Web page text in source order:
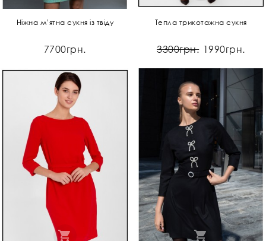
Ніжна мʼятна сукня із твіду
7700грн.
Тепла трикотажна сукня
3300грн. 1990грн.